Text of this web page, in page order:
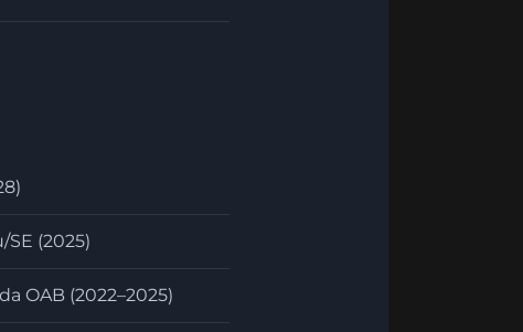
(2025)
OAB (2022–2025)